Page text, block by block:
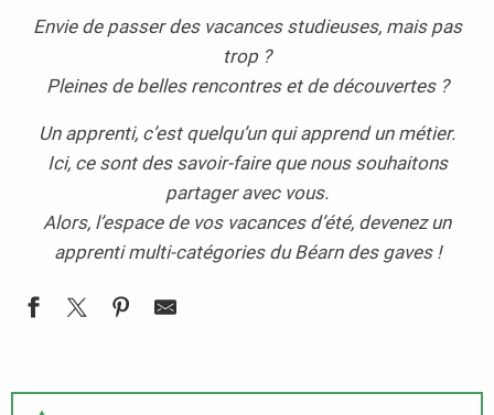
Envie de passer des vacances studieuses, mais pas
trop ?
Pleines de belles rencontres et de découvertes ?
Un apprenti, c’est quelqu’un qui apprend un métier.
Ici, ce sont des savoir-faire que nous souhaitons
partager avec vous.
Alors, l’espace de vos vacances d’été, devenez un
apprenti multi-catégories du Béarn des gaves !